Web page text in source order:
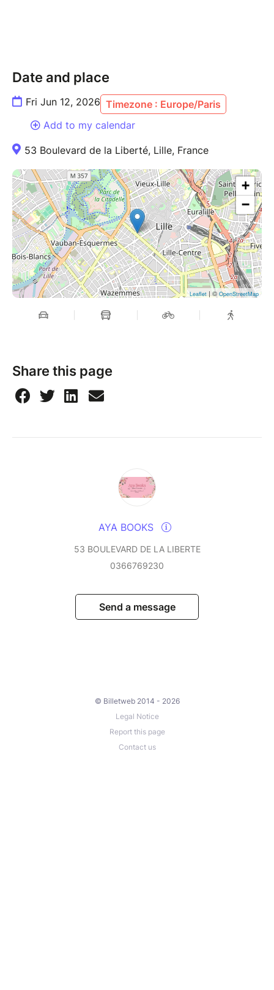
Date and place
Fri Jun 12, 2026 Timezone : Europe/Paris
Add to my calendar
53 Boulevard de la Liberté, Lille, France
+
−
Leaflet | © OpenStreetMap
Share this page
AYA BOOKS
53 BOULEVARD DE LA LIBERTE
0366769230
Send a message
© Billetweb 2014 - 2026
Legal Notice
Report this page
Contact us